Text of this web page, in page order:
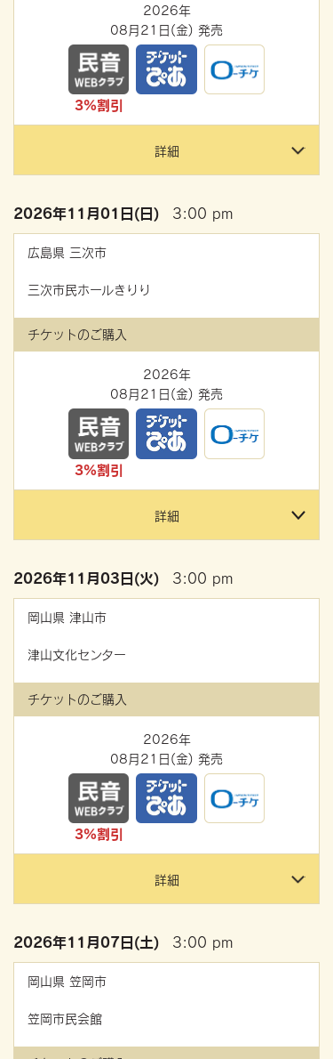
2026年
08月21日(金) 発売
3%割引
詳細
2026年11月01日(日) 3:00 pm
広島県 三次市
三次市民ホールきりり
チケットのご購入
2026年
08月21日(金) 発売
3%割引
詳細
2026年11月03日(火) 3:00 pm
岡山県 津山市
津山文化センター
チケットのご購入
2026年
08月21日(金) 発売
3%割引
詳細
2026年11月07日(土) 3:00 pm
岡山県 笠岡市
笠岡市民会館